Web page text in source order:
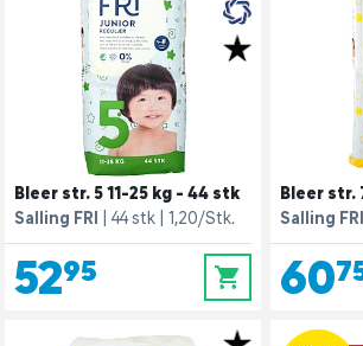
Bleer str. 5 11-25 kg - 44 stk
Salling FRI
44 stk 1,20/Stk.
52,95 0
Bleer str.
Salling FRI